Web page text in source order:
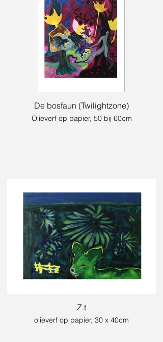
De bosfaun (Twilightzone)
Olieverf op papier, 50 bij 60cm
Z.t
olieverf op papier, 30 x 40cm